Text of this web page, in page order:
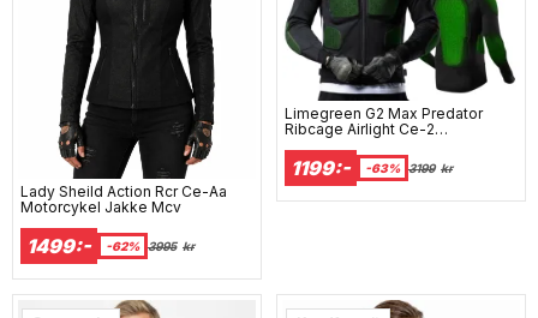
Lady Sheild Action Rcr Ce-Aa
Motorcykel Jakke Mcv
1499:- -62% 3995 kr
Limegreen G2 Max Predator
Ribcage Airlight Ce-2
1199:- -63% 3199 kr